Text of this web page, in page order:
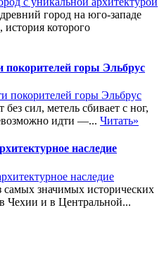
город на юго-западе
которого
покорителей горы Эльбрус
сил, метель сбивает с ног,
идти —... Читать»
наследие
значимых исторических
Чехии и в Центральной...